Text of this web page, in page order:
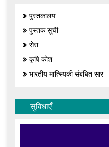
पुस्तकालय
पुस्तक सूची
सेरा
कृषि कोश
भारतीय मात्स्यिकी संबंधित सार
सुविधाएँ